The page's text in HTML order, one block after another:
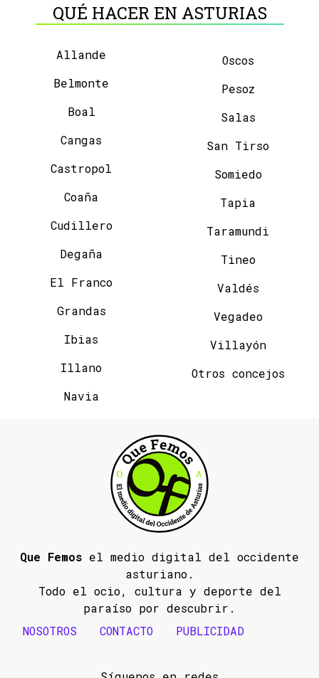
QUÉ HACER EN ASTURIAS
Allande
Belmonte
Boal
Cangas
Castropol
Coaña
Cudillero
Degaña
El Franco
Grandas
Ibias
Illano
Navia
Oscos
Pesoz
Salas
San Tirso
Somiedo
Tapia
Taramundi
Tineo
Valdés
Vegadeo
Villayón
Otros concejos
Que Femos el medio digital del occidente
asturiano.
Todo el ocio, cultura y deporte del
paraíso por descubrir.
NOSOTROS
CONTACTO PUBLICIDAD